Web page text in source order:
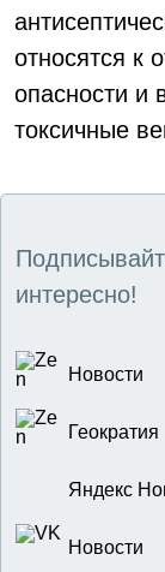
относятся к
опасности и
токсичные
интересно!
Новости
Геократия
Яндекс
Новости